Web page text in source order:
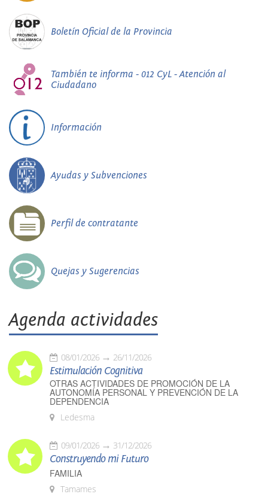
Boletín Oficial de la Provincia
También te informa - 012 CyL - Atención al
Ciudadano
Información
Ayudas y Subvenciones
Perfil de contratante
Quejas y Sugerencias
Agenda actividades
08/01/2026 26/11/2026
Estimulación Cognitiva
OTRAS ACTIVIDADES DE PROMOCIÓN DE LA
AUTONOMÍA PERSONAL Y PREVENCIÓN DE LA
DEPENDENCIA
Ledesma
09/01/2026 31/12/2026
Construyendo mi Futuro
FAMILIA
Tamames